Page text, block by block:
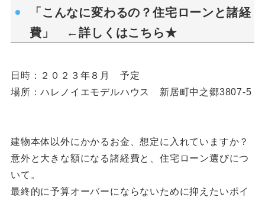
「こんなに変わるの？住宅ローンと諸経
費」 ←詳しくはこちら★
日時：２０２３年８月 予定
場所：ハレノイエモデルハウス 新居町中之郷3807-5
建物本体以外にかかるお金、想定に入れていますか？
意外と大きな額になる諸経費と、住宅ローン選びにつ
いて。
最終的に予算オーバーにならないために抑えたいポイ